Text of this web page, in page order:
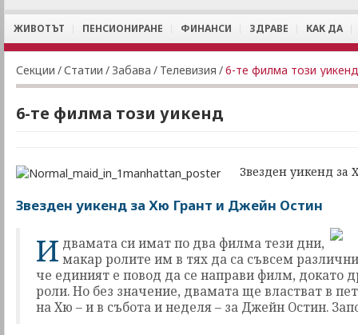
ЖИВОТЪТ ПЕНСИОНИРАНЕ ФИНАНСИ ЗДРАВЕ КАК ДА
Секции /Статии / Забава / Телевизия /6-те филма този уикенд
6-те филма този уикенд
Звезден уикенд
Звезден уикенд за Хю Грант и Джейн Остин
И двамата си имат по два филма тези дни,
макар ролите им в тях да са съвсем
че единият е повод да се направи филм, докато
роли. Но без значение, двамата ще властват в
на Хю – и в събота и неделя – за Джейн Остин.